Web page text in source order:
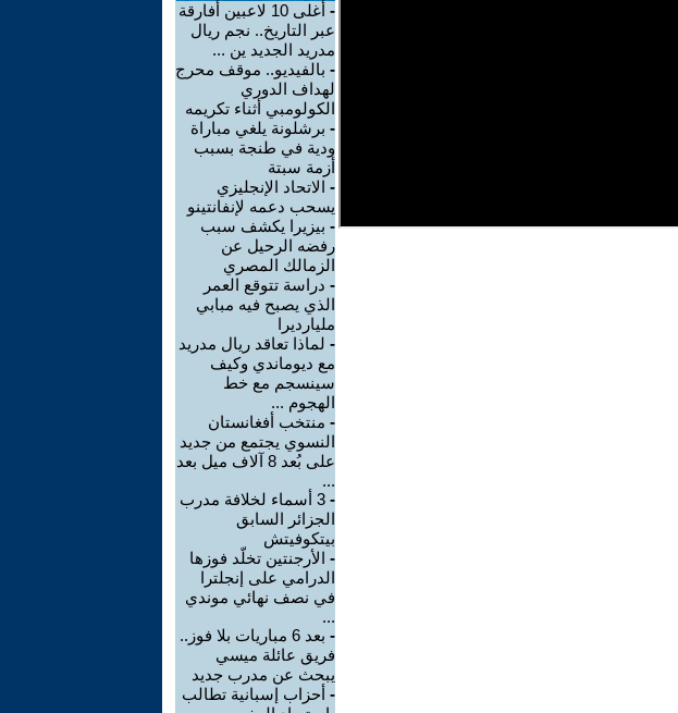
-
أغلى 10 لاعبين أفارقة
عبر التاريخ.. نجم ريال
مدريد الجديد ين ...
- بالفيديو.. موقف محرج
لهداف الدوري
الكولومبي أثناء تكريمه
- برشلونة يلغي مباراة
ودية في طنجة بسبب
أزمة سبتة
- الاتحاد الإنجليزي
يسحب دعمه لإنفانتينو
- بيزيرا يكشف سبب
رفضه الرحيل عن
الزمالك المصري
- دراسة تتوقع العمر
الذي يصبح فيه مبابي
مليارديرا
- لماذا تعاقد ريال مدريد
مع ديوماندي وكيف
سينسجم مع خط
الهجوم ...
- منتخب أفغانستان
النسوي يجتمع من جديد
على بُعد 8 آلاف ميل بعد
...
-
3 أسماء لخلافة مدرب
الجزائر السابق
بيتكوفيتش
- الأرجنتين تخلّد فوزها
الدرامي على إنجلترا
في نصف نهائي موندي
...
-
بعد 6 مباريات بلا فوز..
فريق عائلة ميسي
يبحث عن مدرب جديد
- أحزاب إسبانية تطالب